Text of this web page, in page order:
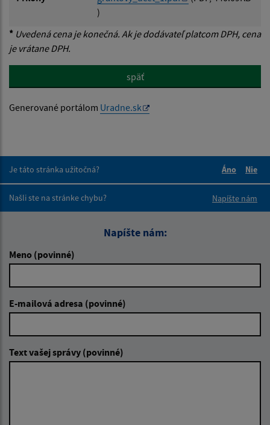
)
* Uvedená cena je konečná. Ak je dodávateľ platcom DPH, cena
je vrátane DPH.
späť
Generované portálom Uradne.sk
Je táto stránka užitočná?
Áno
Nie
Našli ste na stránke chybu?
Napíšte nám
Napíšte nám:
Meno (povinné)
E-mailová adresa (povinné)
Text vašej správy (povinné)